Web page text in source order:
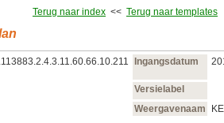
Terug naar index << Terug naar templates
Ingangsdatum
Versielabel
Weergavenaam